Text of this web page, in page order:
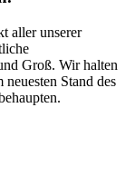
aller unserer
Groß. Wir halten
Stand des